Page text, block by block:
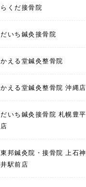
らくだ接骨院
だいち鍼灸接骨院
かえる堂鍼灸整骨院
かえる堂鍼灸整骨院 沖縄店
だいち鍼灸接骨院 札幌豊平
店
東邦鍼灸院・接骨院 上石神
井駅前店